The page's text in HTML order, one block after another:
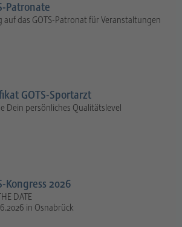
Patronate
auf das GOTS-Patronat für Veranstaltungen
GOTS-Sportarzt
Dein persönliches Qualitätslevel
Kongress 2026
DATE
in Osnabrück